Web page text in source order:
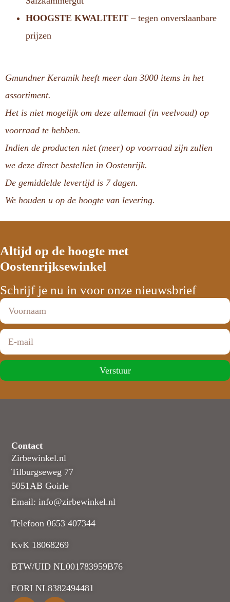
HOOGSTE KWALITEIT – tegen onverslaanbare
prijzen
Gmundner Keramik heeft meer dan 3000 items in het
assortiment.
Het is niet mogelijk om deze allemaal (in veelvoud) op
voorraad te hebben.
Indien de producten niet (meer) op voorraad zijn zullen
we deze direct bestellen in Oostenrijk.
De gemiddelde levertijd is 7 dagen.
We houden u op de hoogte van levering.
Altijd op de hoogte met
Oostenrijksewinkel
Schrijf je nu in voor onze nieuwsbrief
Verstuur
Contact
Zirbewinkel.nl
Tilburgseweg 77
5051AB Goirle
Email: info@zirbewinkel.nl
Telefoon 0653 407344
KvK 18068269
BTW/UID NL001783959B76
EORI NL8382494481